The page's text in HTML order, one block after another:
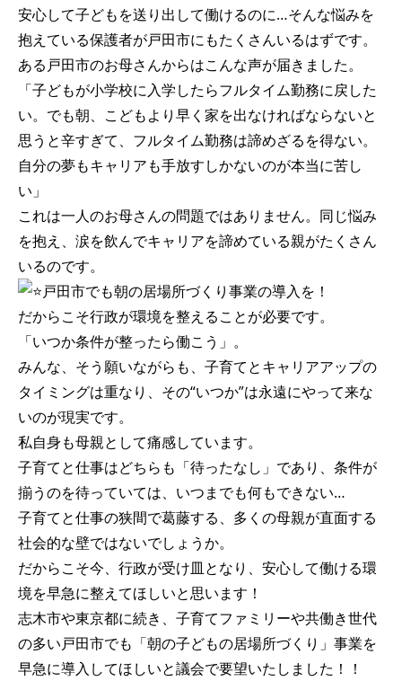
安心して子どもを送り出して働けるのに…そんな悩みを
抱えている保護者が戸田市にもたくさんいるはずです。
ある戸田市のお母さんからはこんな声が届きました。
「子どもが小学校に入学したらフルタイム勤務に戻した
い。でも朝、こどもより早く家を出なければならないと
思うと辛すぎて、フルタイム勤務は諦めざるを得ない。
自分の夢もキャリアも手放すしかないのが本当に苦し
い」
これは一人のお母さんの問題ではありません。同じ悩み
を抱え、涙を飲んでキャリアを諦めている親がたくさん
いるのです。
戸田市でも朝の居場所づくり事業の導入を！
だからこそ行政が環境を整えることが必要です。
「いつか条件が整ったら働こう」。
みんな、そう願いながらも、子育てとキャリアアップの
タイミングは重なり、その“いつか”は永遠にやって来な
いのが現実です。
私自身も母親として痛感しています。
子育てと仕事はどちらも「待ったなし」であり、条件が
揃うのを待っていては、いつまでも何もできない…
子育てと仕事の狭間で葛藤する、多くの母親が直面する
社会的な壁ではないでしょうか。
だからこそ今、行政が受け皿となり、安心して働ける環
境を早急に整えてほしいと思います！
志木市や東京都に続き、子育てファミリーや共働き世代
の多い戸田市でも「朝の子どもの居場所づくり」事業を
早急に導入してほしいと議会で要望いたしました！！